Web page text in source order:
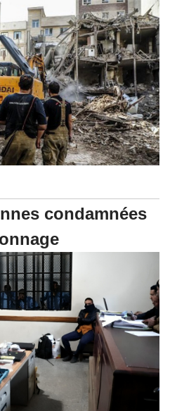
condamnées